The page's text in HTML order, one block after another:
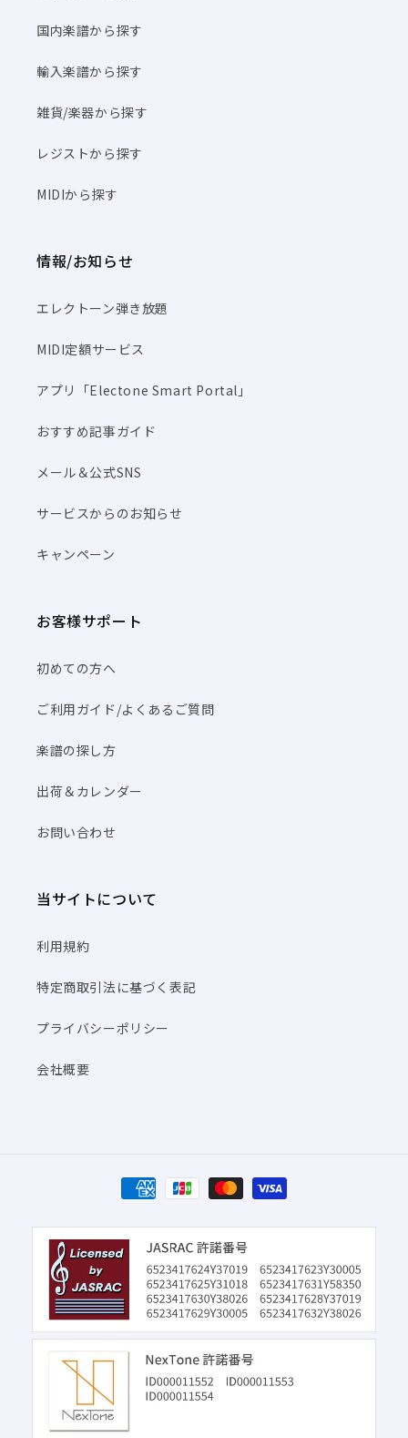
国内楽譜から探す
輸入楽譜から探す
雑貨/楽器から探す
レジストから探す
MIDIから探す
情報/お知らせ
エレクトーン弾き放題
MIDI定額サービス
アプリ「Electone Smart Portal」
おすすめ記事ガイド
メール＆公式SNS
サービスからのお知らせ
キャンペーン
お客様サポート
初めての方へ
ご利用ガイド/よくあるご質問
楽譜の探し方
出荷＆カレンダー
お問い合わせ
当サイトについて
利用規約
特定商取引法に基づく表記
プライバシーポリシー
会社概要
決
済
方
法